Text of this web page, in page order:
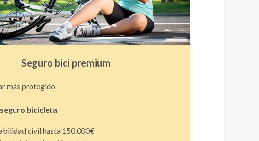
Seguro bici premium
más protegido
bicicleta
civil hasta 150.000€